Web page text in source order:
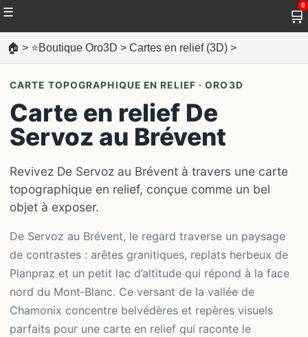
☰ 🛒
0
🏠 > ⭐Boutique Oro3D > Cartes en relief (3D) >
CARTE TOPOGRAPHIQUE EN RELIEF · ORO3D
Carte en relief De
Servoz au Brévent
Revivez De Servoz au Brévent à travers une carte
topographique en relief, conçue comme un bel
objet à exposer.
De Servoz au Brévent, le regard traverse un paysage
de contrastes : arêtes granitiques, replats herbeux de
Planpraz et un petit lac d’altitude qui répond à la face
nord du Mont‑Blanc. Ce versant de la vallée de
Chamonix concentre belvédères et repères visuels
parfaits pour une carte en relief qui raconte le